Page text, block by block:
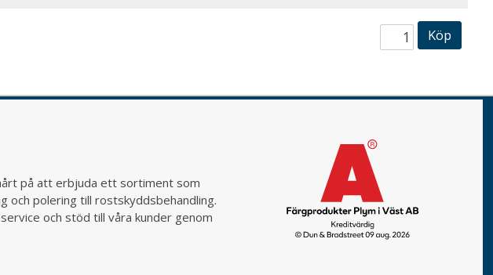
Köp
på att erbjuda ett sortiment som
och polering till rostskyddsbehandling.
och stöd till våra kunder genom